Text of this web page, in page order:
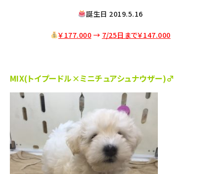
誕生日 2019.5.16
￥177.000 → 7/25日まで￥147.000
MIX(トイプードル×ミニチュアシュナウザー)♂